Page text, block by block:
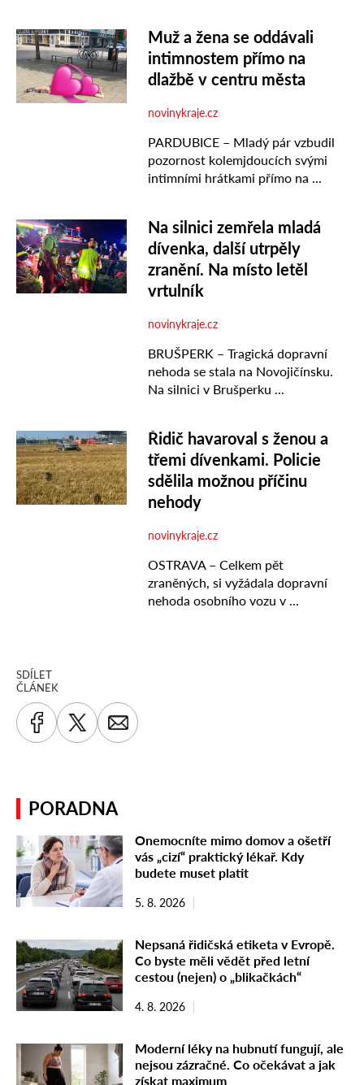
SDÍLET
ČLÁNEK
PORADNA
Onemocníte mimo domov a ošetří
vás „cizí“ praktický lékař. Kdy
budete muset platit
5. 8. 2026
Nepsaná řidičská etiketa v Evropě.
Co byste měli vědět před letní
cestou (nejen) o „blikačkách“
4. 8. 2026
Moderní léky na hubnutí fungují, ale
nejsou zázračné. Co očekávat a jak
získat maximum